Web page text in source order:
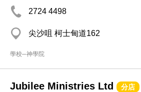
2724 4498
尖沙咀 柯士甸道162
學校─神學院
Jubilee Ministries Ltd 分店